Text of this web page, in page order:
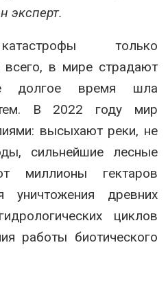
эксперт.
только
в мире страдают
долгое время шла
В 2022 году мир
высыхают реки, не
сильнейшие лесные
миллионы гектаров
уничтожения древних
циклов
работы биотического